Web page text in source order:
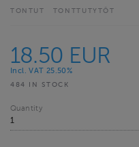
TONTUT TONTTUTYTÖT
18.50 EUR
Incl. VAT 25.50%
484 IN STOCK
Quantity